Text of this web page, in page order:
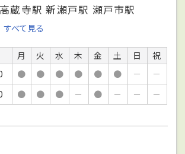
蔵寺駅 新瀬戸駅 瀬戸市駅
すべて見る
月 火 水 木 金 土 日
祝
● ● ● ● ● ● －
－
● ● ● － ● － － －